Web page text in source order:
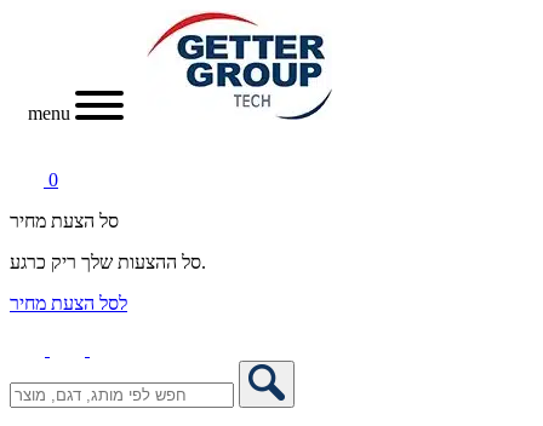
menu
0
סל הצעת מחיר
סל ההצעות שלך ריק כרגע.
לסל הצעת מחיר